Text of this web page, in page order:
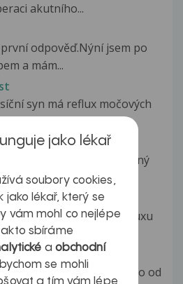
akutního...
odpověď.Nýní jsem po
a mám...
syn má reflux močových
dutiny ústní
žaludku pro zhoubný
chemoterapie,...
týkající se možného refluxu
miminko...
názor. 3letý syn má skoro od
jako lékař
soubory cookies,
jako lékař, který se
vám mohl co nejlépe
sbíráme
a obchodní
se mohli
a tím vám lépe